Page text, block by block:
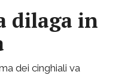
dilaga in
dei cinghiali va